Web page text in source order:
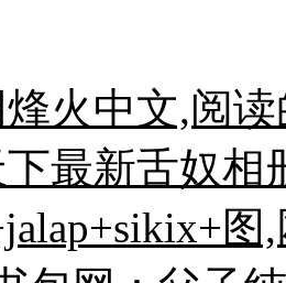
烽火中文,阅
最新舌奴相
图